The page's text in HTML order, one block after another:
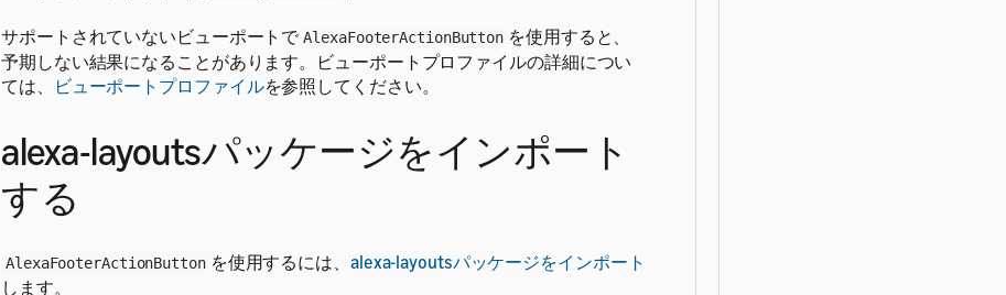
サポートされていないビューポートで AlexaFooterActionButton を使用すると、
予期しない結果になることがあります。ビューポートプロファイルの詳細につい
ては、
ビューポートプロファイルを参照してください。
alexa-layoutsパッケージをインポート
する
AlexaFooterActionButton を使用するには、 alexa-layoutsパッケージをインポート
します。